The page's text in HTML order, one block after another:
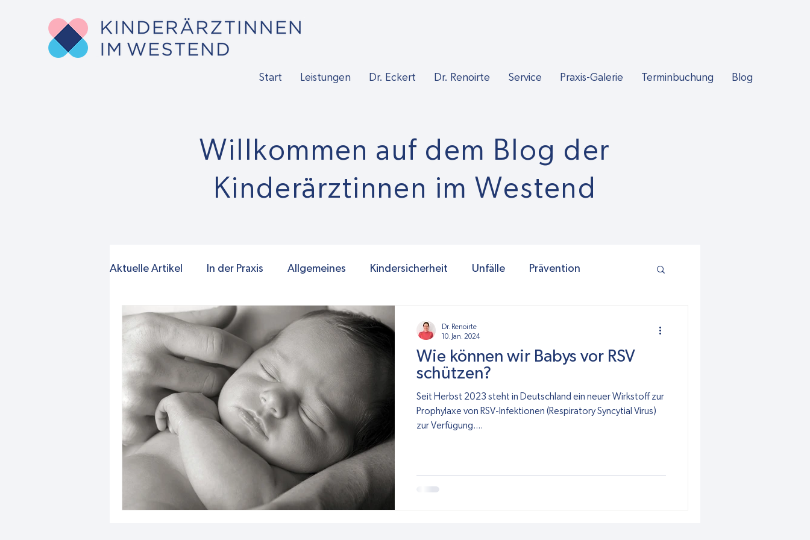
Start Leistungen Dr. Eckert Dr. Renoirte Service Praxis-Galerie Terminbuchung Blog
Willkommen auf dem Blog der
Kinderärztinnen im Westend
Aktuelle Artikel In der Praxis Allgemeines Kindersicherheit Unfälle Prävention
Kindergarten Schule Kinderarzt
Wie können wir Babys vor RSV
schützen?
Seit Herbst 2023 steht in Deutschland ein neuer Wirkstoff zur
Prophylaxe von RSV-Infektionen (Respiratory Syncytial Virus)
zur Verfügung....
Dr. Renoirte
10. Jan. 2024